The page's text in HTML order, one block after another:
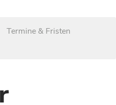
Termine & Fristen